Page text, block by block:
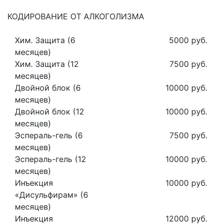
КОДИРОВАНИЕ ОТ АЛКОГОЛИЗМА
Хим. Защита (6
месяцев)
5000 руб.
Хим. Защита (12
месяцев)
7500 руб.
Двойной блок (6
месяцев)
10000 руб.
Двойной блок (12
месяцев)
10000 руб.
Эспераль-гель (6
месяцев)
7500 руб.
Эспераль-гель (12
месяцев)
10000 руб.
Инъекция
«Дисульфирам» (6
месяцев)
10000 руб.
Инъекция
12000 руб.